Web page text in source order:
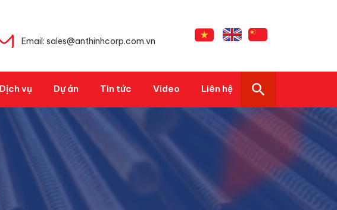
Email: sales@anthinhcorp.com.vn
Dịch vụ Dự án Tin tức Video Liên hệ